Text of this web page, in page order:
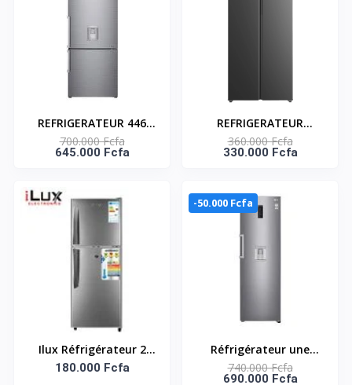
REFRIGERATEUR 446
LITRES AVEC FONTAINE
LG Référence : GC-
700.000 Fcfa
645.000 Fcfa
REFRIGERATEUR
AMERICAIN 425LT FAST
COOLING - SNASF2-
360.000 Fcfa
330.000 Fcfa
Ilux Réfrigérateur 2
Battants 213 L - ILR213
180.000 Fcfa
-50.000 Fcfa
Réfrigérateur une
porte 313 L avec
740.000 Fcfa
690.000 Fcfa